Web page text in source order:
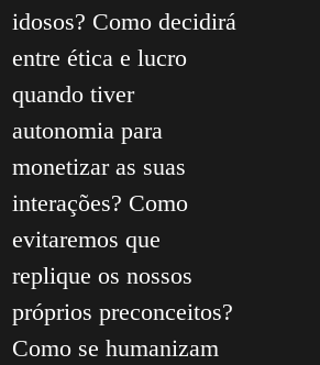
idosos? Como decidirá
entre ética e lucro
quando tiver
autonomia para
monetizar as suas
interações? Como
evitaremos que
replique os nossos
próprios preconceitos?
Como se humanizam